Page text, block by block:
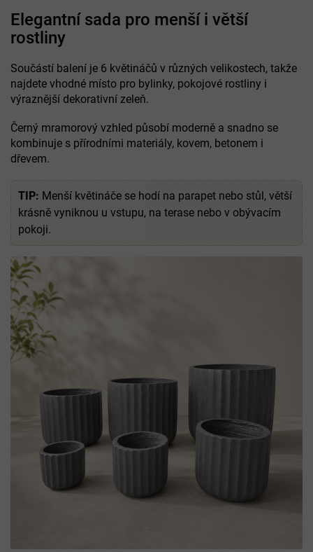
Elegantní sada pro menší i větší
rostliny
Součástí balení je 6 květináčů v různých velikostech, takže
najdete vhodné místo pro bylinky, pokojové rostliny i
výraznější dekorativní zeleň.
Černý mramorový vzhled působí moderně a snadno se
kombinuje s přírodními materiály, kovem, betonem i
dřevem.
TIP: Menší květináče se hodí na parapet nebo stůl, větší
krásně vyniknou u vstupu, na terase nebo v obývacím
pokoji.